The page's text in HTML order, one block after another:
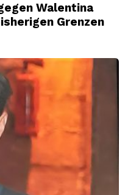
Walentina
Grenzen